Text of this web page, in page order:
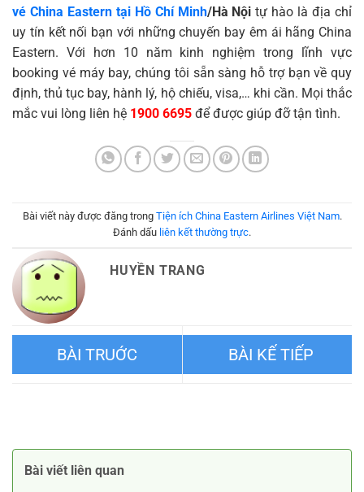
vé China Eastern tại Hồ Chí Minh/Hà Nộitự hào là địa chỉ
uy tín kết nối bạn với những chuyến bay êm ái hãng China
Eastern. Với hơn 10 năm kinh nghiệm trong lĩnh vực
booking vé máy bay, chúng tôi sẵn sàng hỗ trợ bạn về quy
định, thủ tục bay, hành lý, hộ chiếu, visa,… khi cần. Mọi thắc
mắc vui lòng liên hệ 1900 6695 để được giúp đỡ tận tình.
Bài viết này được đăng trong Tiện ích China Eastern Airlines Việt Nam.
Đánh dấu liên kết thường trực.
HUYỀN TRANG
Airlines
Bài viết liên quan